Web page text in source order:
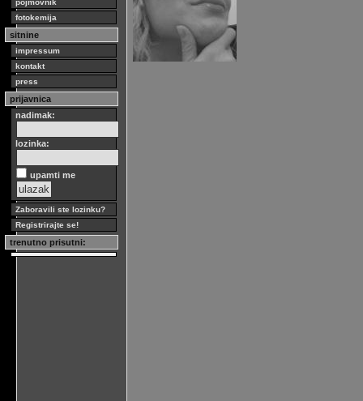
pojmovnik
fotokemija
sitnine
impressum
kontakt
press
prijavnica
nadimak:
lozinka:
upamti me
Zaboravili ste lozinku?
Registrirajte se!
trenutno prisutni: